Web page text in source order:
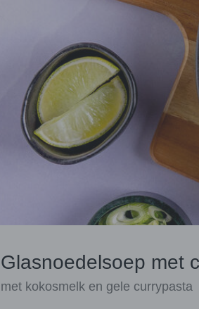
Glasnoedelsoep met
met kokosmelk en gele currypasta